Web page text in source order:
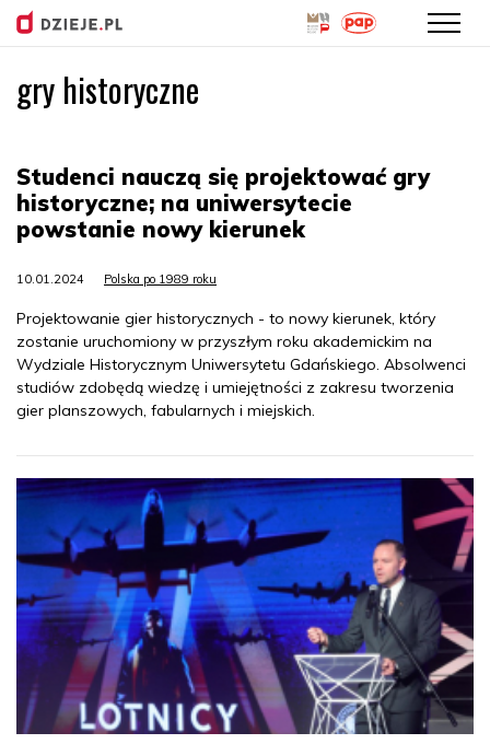
gry historyczne
Studenci nauczą się projektować gry
historyczne; na uniwersytecie
powstanie nowy kierunek
10.01.2024 Polska po 1989 roku
Projektowanie gier historycznych - to nowy kierunek, który
zostanie uruchomiony w przyszłym roku akademickim na
Wydziale Historycznym Uniwersytetu Gdańskiego. Absolwenci
studiów zdobędą wiedzę i umiejętności z zakresu tworzenia
gier planszowych, fabularnych i miejskich.